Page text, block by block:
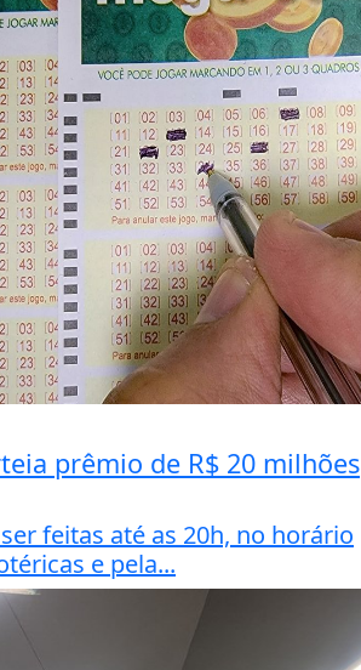
prêmio de R$ 20 milhões
feitas até as 20h, no horário
e pela...